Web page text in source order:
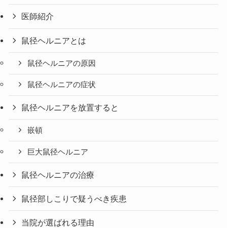
医師紹介
鼠径ヘルニアとは
鼠径ヘルニアの原因
鼠径ヘルニアの症状
鼠径ヘルニアを放置すると
嵌頓
巨大鼠径ヘルニア
鼠径ヘルニアの治療
鼠径部しこりで疑うべき疾患
当院が選ばれる理由